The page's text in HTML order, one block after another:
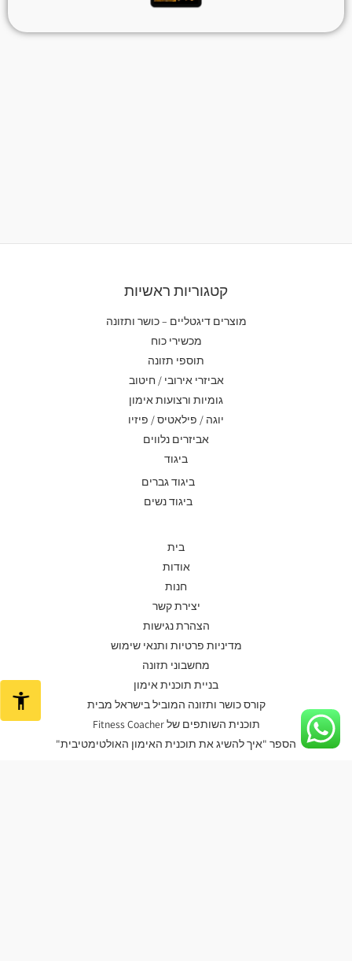
קטגוריות ראשיות
מוצרים דיגטליים – כושר ותזונה
מכשירי כוח
תוספי תזונה
אביזרי אירובי / חיטוב
גומיות ורצועות אימון
יוגה / פילאטיס / פיזיו
אביזרים נלווים
ביגוד
ביגוד גברים
ביגוד נשים
בית
אודות
חנות
יצירת קשר
הצהרת נגישות
מדיניות פרטיות ותנאי שימוש
מחשבוני תזונה
בניית תוכנית אימון
קורס כושר ותזונה המוביל בישראל מבית
תוכנית השותפים של Fitness Coacher
הספר "איך להשיג את תוכנית האימון האולטימטיבית"